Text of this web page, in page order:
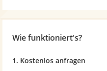
Wie funktioniert's?
1. Kostenlos anfragen